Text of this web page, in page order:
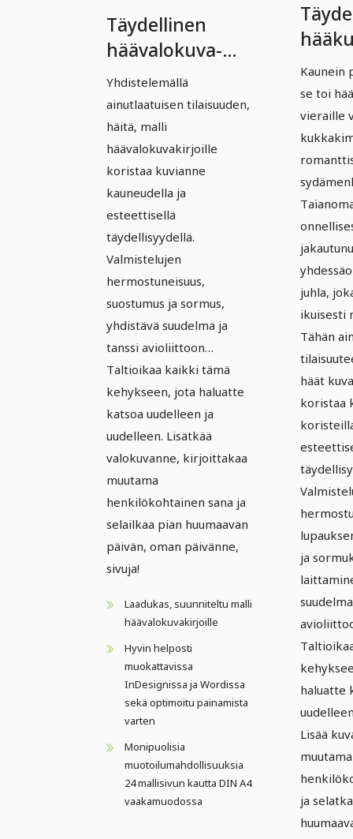
Täydellinen
häävalokuva-
albumi – Versio
3
Yhdistelemällä
ainutlaatuisen tilaisuuden,
häitä, malli
häävalokuvakirjoille
koristaa kuvianne
kauneudella ja
esteettisellä
täydellisyydellä.
Valmistelujen
hermostuneisuus,
suostumus ja sormus,
yhdistävä suudelma ja
tanssi avioliittoon…
Taltioikaa kaikki tämä
kehykseen, jota haluatte
katsoa uudelleen ja
uudelleen. Lisätkää
valokuvanne, kirjoittakaa
muutama
henkilökohtainen sana ja
selailkaa pian huumaavan
päivän, oman päivänne,
sivuja!
Laadukas, suunniteltu malli
häävalokuvakirjoille
Hyvin helposti
muokattavissa
InDesignissa ja Wordissa
sekä optimoitu painamista
varten
Monipuolisia
muotoilumahdollisuuksia
24 mallisivun kautta DIN A4
vaakamuodossa
Kaunein
se toi
vieraille
juhla,
ikuisesti
Tähän
häät
koristaa
ja
haluatte
Lisää
muutama
ja